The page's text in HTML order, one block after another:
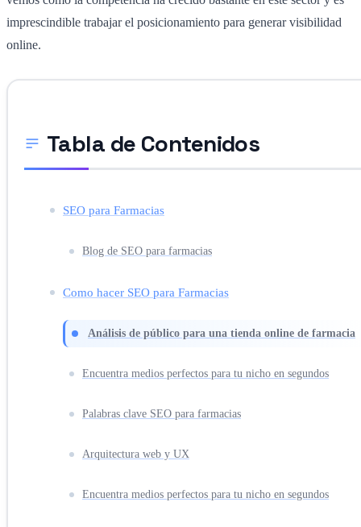
imprescindible trabajar el posicionamiento para generar visibilidad
online.
Tabla de Contenidos
SEO para Farmacias
Blog de SEO para farmacias
Como hacer SEO para Farmacias
Análisis de público para una tienda online de farmacia
Encuentra medios perfectos para tu nicho en segundos
Palabras clave SEO para farmacias
Arquitectura web y UX
Encuentra medios perfectos para tu nicho en segundos